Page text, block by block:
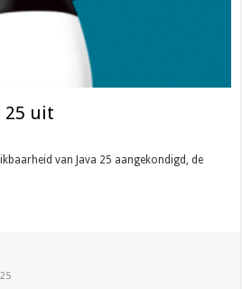
25 uit
van Java 25 aangekondigd, de